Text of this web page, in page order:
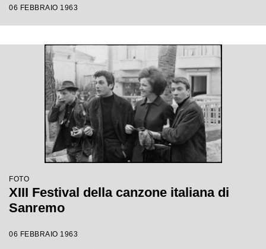
06 FEBBRAIO 1963
FOTO
XIII Festival della canzone italiana di
Sanremo
06 FEBBRAIO 1963